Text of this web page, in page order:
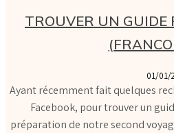
TROUVER UN GUIDE
01/01/
Ayant récemment fait quelques
Facebook, pour trouver un
préparation de notre second